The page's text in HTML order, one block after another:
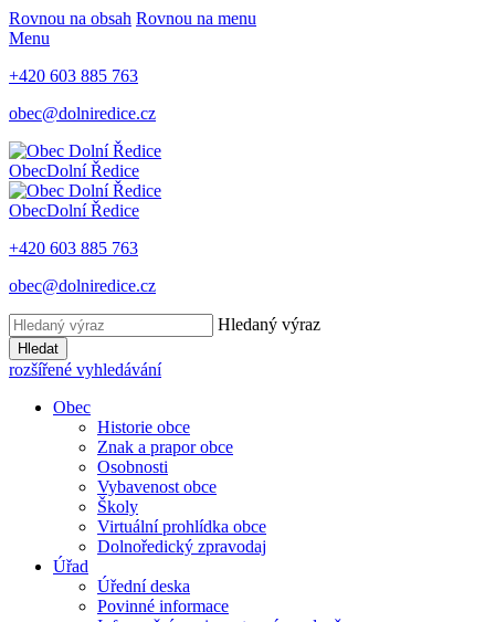
Rovnou na obsah Rovnou na menu
Menu
+420 603 885 763
obec@dolniredice.cz
ObecDolní Ředice
ObecDolní Ředice
+420 603 885 763
obec@dolniredice.cz
Hledaný výraz
Hledat
rozšířené vyhledávání
Obec
Historie obce
Znak a prapor obce
Osobnosti
Vybavenost obce
Školy
Virtuální prohlídka obce
Dolnoředický zpravodaj
Úřad
Úřední deska
Povinné informace